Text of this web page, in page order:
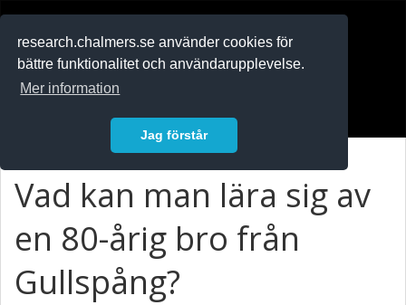
research.chalmers.se använder cookies för
bättre funktionalitet och användarupplevelse.
Mer information
Jag förstår
Vad kan man lära sig av
en 80-årig bro från
Gullspång?